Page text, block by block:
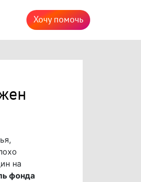
Хочу помочь
на
фонда